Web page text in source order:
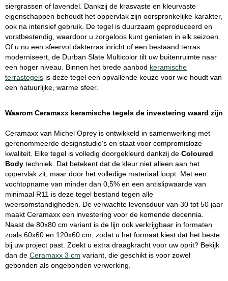
siergrassen of lavendel. Dankzij de krasvaste en kleurvaste
eigenschappen behoudt het oppervlak zijn oorspronkelijke karakter,
ook na intensief gebruik. De tegel is duurzaam geproduceerd en
vorstbestendig, waardoor u zorgeloos kunt genieten in elk seizoen.
Of u nu een sfeervol dakterras inricht of een bestaand terras
moderniseert, de Durban Slate Multicolor tilt uw buitenruimte naar
een hoger niveau. Binnen het brede aanbod keramische
terrastegels is deze tegel een opvallende keuze voor wie houdt van
een natuurlijke, warme sfeer.
Waarom Ceramaxx keramische tegels de investering waard zijn
Ceramaxx van Michel Oprey is ontwikkeld in samenwerking met
gerenommeerde designstudio's en staat voor compromisloze
kwaliteit. Elke tegel is volledig doorgekleurd dankzij de Coloured
Body techniek. Dat betekent dat de kleur niet alleen aan het
oppervlak zit, maar door het volledige materiaal loopt. Met een
vochtopname van minder dan 0,5% en een antislipwaarde van
minimaal R11 is deze tegel bestand tegen alle
weersomstandigheden. De verwachte levensduur van 30 tot 50 jaar
maakt Ceramaxx een investering voor de komende decennia.
Naast de 80x80 cm variant is de lijn ook verkrijgbaar in formaten
zoals 60x60 en 120x60 cm, zodat u het formaat kiest dat het beste
bij uw project past. Zoekt u extra draagkracht voor uw oprit? Bekijk
dan de Ceramaxx 3 cm variant, die geschikt is voor zowel
gebonden als ongebonden verwerking.